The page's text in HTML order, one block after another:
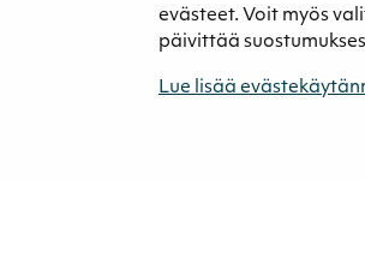
evästeet. Voit myös
päivittää
Lue lisää